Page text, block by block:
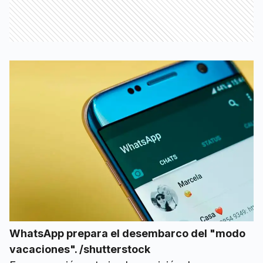
WhatsApp prepara el desembarco del "modo
vacaciones". /shutterstock